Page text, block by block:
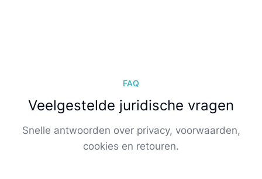
FAQ
Veelgestelde juridische vragen
Snelle antwoorden over privacy, voorwaarden,
cookies en retouren.